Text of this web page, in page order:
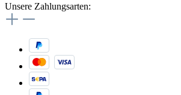
Unsere Zahlungsarten: